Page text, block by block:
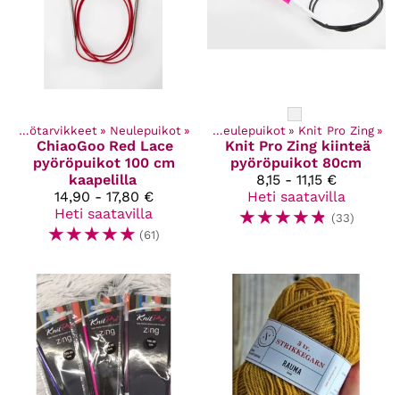
Käsityötarvikkeet ‪» Neulepuikot ‪»
ChiaoGoo Red Lace
pyöröpuikot 100 cm
kaapelilla
14,90 - 17,80 €
Heti saatavilla
☆☆☆☆☆ (61)
tuotteet ‪» Käsityötarvikkeet Neulepuikot ‪» Knit Pro Zing ‪»
Knit Pro Zing kiinteä
pyöröpuikot 80cm
8,15 - 11,15 €
Heti saatavilla
☆☆☆☆☆ (33)